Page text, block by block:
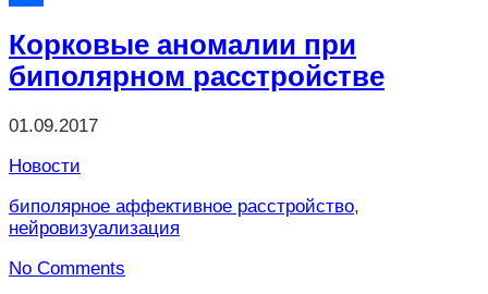
Корковые аномалии при
биполярном расстройстве
01.09.2017
Новости
биполярное аффективное расстройство,
нейровизуализация
No Comments